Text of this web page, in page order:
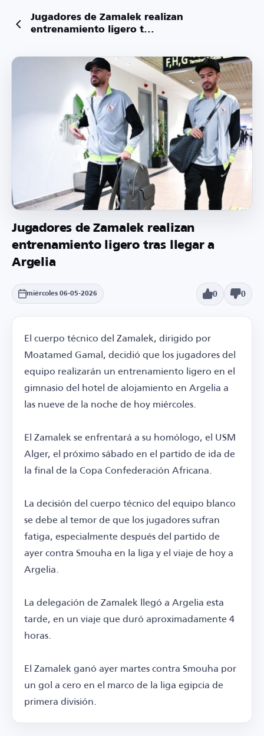
Jugadores de Zamalek realizan
entrenamiento ligero t...
Jugadores de Zamalek realizan
entrenamiento ligero tras llegar a
Argelia
miércoles 06-05-2026 0 0
El cuerpo técnico del Zamalek, dirigido por
Moatamed Gamal, decidió que los jugadores del
equipo realizarán un entrenamiento ligero en el
gimnasio del hotel de alojamiento en Argelia a
las nueve de la noche de hoy miércoles.
El Zamalek se enfrentará a su homólogo, el USM
Alger, el próximo sábado en el partido de ida de
la final de la Copa Confederación Africana.
La decisión del cuerpo técnico del equipo blanco
se debe al temor de que los jugadores sufran
fatiga, especialmente después del partido de
ayer contra Smouha en la liga y el viaje de hoy a
Argelia.
La delegación de Zamalek llegó a Argelia esta
tarde, en un viaje que duró aproximadamente 4
horas.
El Zamalek ganó ayer martes contra Smouha por
un gol a cero en el marco de la liga egipcia de
primera división.